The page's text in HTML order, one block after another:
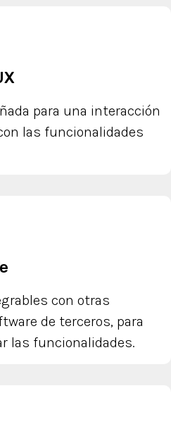
para una interacción
las funcionalidades
con otras
de terceros, para
las funcionalidades.